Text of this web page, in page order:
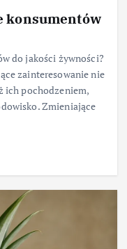
konsumentów
do jakości żywności?
zainteresowanie nie
ich pochodzeniem,
Zmieniające